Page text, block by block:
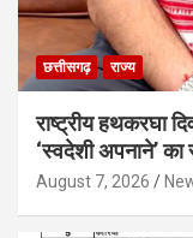
छत्तीसगढ़ राज्य
राष्ट्रीय हथकरघा
‘स्वदेशी अपनाने’
August 7, 2026